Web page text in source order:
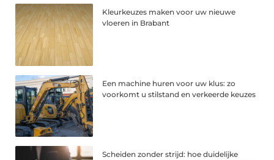
Kleurkeuzes maken voor uw nieuwe
vloeren in Brabant
Een machine huren voor uw klus: zo
voorkomt u stilstand en verkeerde keuzes
Scheiden zonder strijd: hoe duidelijke